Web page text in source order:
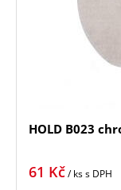
HOLD B023
61 Kč/ kss DPH